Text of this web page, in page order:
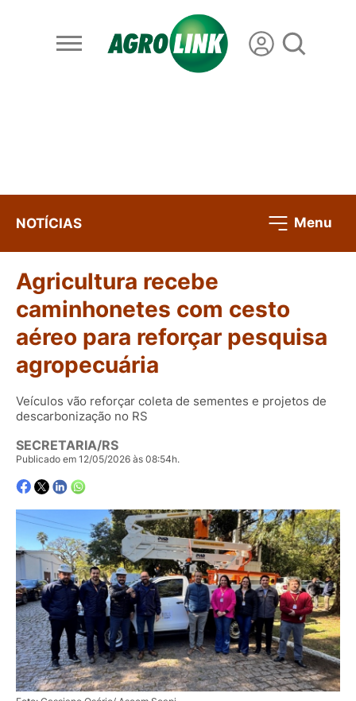
NOTÍCIAS Menu
Agricultura recebe
caminhonetes com cesto
aéreo para reforçar pesquisa
agropecuária
Veículos vão reforçar coleta de sementes e projetos de
descarbonização no RS
SECRETARIA/RS
Publicado em 12/05/2026 às 08:54h.